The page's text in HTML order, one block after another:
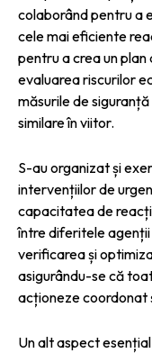
colaborând pentru a
cele mai eficiente
pentru a crea un
evaluarea riscurilor
măsurile de
similare în viitor.
S-au organizat și
intervențiilor de
capacitatea de
între diferitele
verificarea și
asigurându-se că
acționeze coordonat
Un alt aspect